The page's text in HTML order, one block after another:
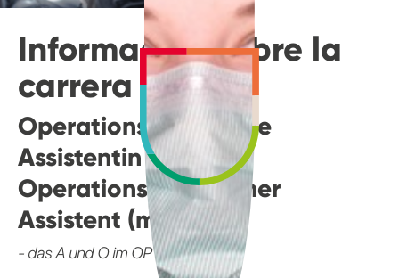
Información sobre la
carrera
Operationstechnische
Assistentin /
Operationstechnischer
Assistent (m/w/d)
- das A und O im OP